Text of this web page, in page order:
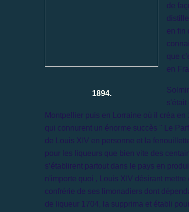
1894.
de
en fin
que
en
s'était
Montpellier puis en Lorraine où il créa en
qui connurent un énorme succès " Le
de Louis XIV en personne et la
pour les liqueurs que bien vite des
s’établirent partout dans le pays en
n'importe quoi , Louis XIV désirant mettre
confrérie de ses limonadiers dont
de liqueur 1704, la supprima et établi